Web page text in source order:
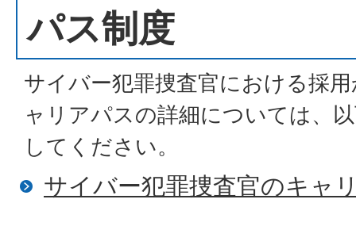
パス制度
サイバー犯罪捜査官における採
ャリアパスの詳細については、
してください。
サイバー犯罪捜査官のキャ